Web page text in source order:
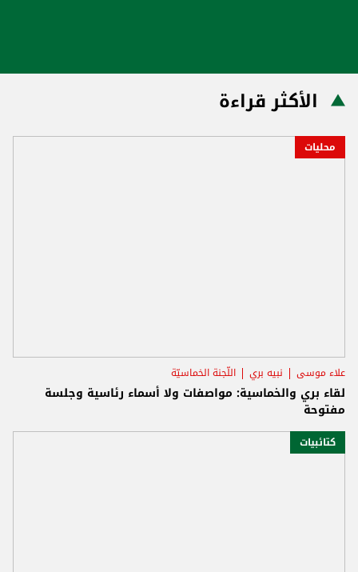
الأكثر قراءة
محليات
علاء موسى نبيه بري اللّجنة الخماسيّة
لقاء بري والخماسية: مواصفات ولا أسماء رئاسية وجلسة
مفتوحة
كتائبيات